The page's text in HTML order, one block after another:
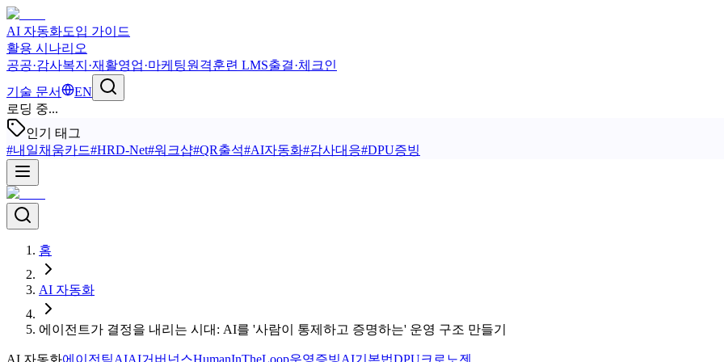
AI 자동화도입 가이드
활용 시나리오
공공·감사복지·재활영업·마케팅원격훈련 LMS출결·체크인
기술 문서
EN
로딩 중...
인기 태그
#내일채움카드#HRD-Net#워크샵#QR출석#AI자동화#감사대응#DPU증빙
홈
AI 자동화
에이전트가 결정을 내리는 시대: AI를 '사람이 통제하고 증명하는' 운영 구조 만들기
AI 자동화에이전틱AIAI거버넌스HumanInTheLoop운영증빙 AI기본법DPU크로노젠